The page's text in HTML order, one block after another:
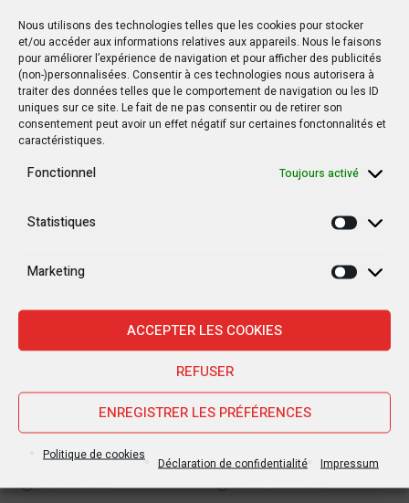
Nous utilisons des technologies telles que les cookies pour stocker
et/ou accéder aux informations relatives aux appareils. Nous le faisons
pour améliorer l’expérience de navigation et pour afficher des publicités
(non-)personnalisées. Consentir à ces technologies nous autorisera à
traiter des données telles que le comportement de navigation ou les ID
uniques sur ce site. Le fait de ne pas consentir ou de retirer son
consentement peut avoir un effet négatif sur certaines fonctonnalités et
caractéristiques.
Fonctionnel Toujours activé
Statistiques
Marketing
ACCEPTER LES COOKIES
REFUSER
ENREGISTRER LES PRÉFÉRENCES
Politique de cookies
Déclaration de confidentialité Impressum
PRÉCÉDENT POSTE
Invalidation de trois députés provinciaux du
MLC dans la province de l'Équateur
SUIVANT POSTE
Atesci et Afridex s'unissent pour produire des
munitions en RDC : un nouveau chapitre en
15 MARS 2019 20 OCTOBRE 2019